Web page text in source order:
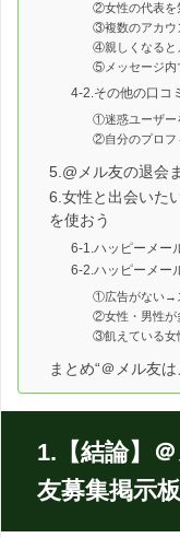
②女性の代表を
③複数のアカウ
④親しくなると
⑤メッセージ内
4-2.その他の口コミ
①迷惑ユーザー
②自分のプロフ
5.@メル友の退会
6.女性と出会いた
を使おう
6-1.ハッピーメー
6-2.ハッピーメー
①広告がない→
②女性・男性が
③飢えている女
まとめ“＠メル友
1.【結論】
友募集掲示板